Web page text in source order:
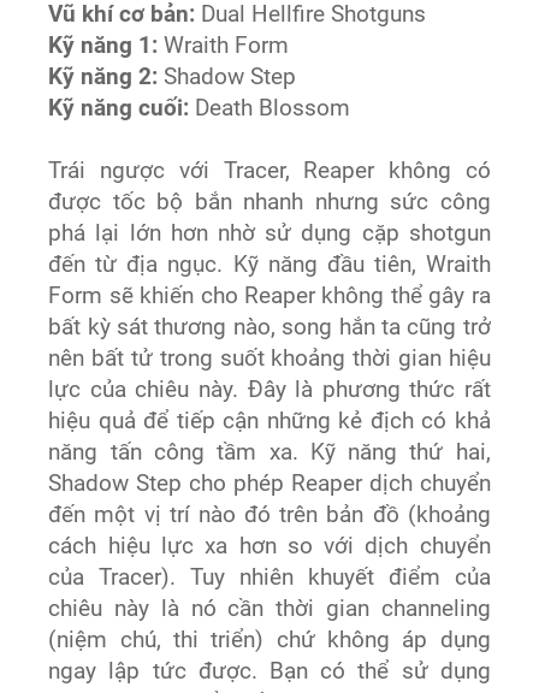
Vũ khí cơ bản: Dual Hellfire Shotguns
Kỹ năng 1:Wraith Form
Kỹ năng 2: Shadow Step
Kỹ năng cuối: Death Blossom
Trái ngược với Tracer, Reaper không có
được tốc bộ bắn nhanh nhưng sức công
phá lại lớn hơn nhờ sử dụng cặp shotgun
đến từ địa ngục. Kỹ năng đầu tiên, Wraith
Form sẽ khiến cho Reaper không thể gây ra
bất kỳ sát thương nào, song hắn ta cũng trở
nên bất tử trong suốt khoảng thời gian hiệu
lực của chiêu này. Đây là phương thức rất
hiệu quả để tiếp cận những kẻ địch có khả
năng tấn công tầm xa. Kỹ năng thứ hai,
Shadow Step cho phép Reaper dịch chuyển
đến một vị trí nào đó trên bản đồ (khoảng
cách hiệu lực xa hơn so với dịch chuyển
của Tracer). Tuy nhiên khuyết điểm của
chiêu này là nó cần thời gian channeling
(niệm chú, thi triển) chứ không áp dụng
ngay lập tức được. Bạn có thể sử dụng